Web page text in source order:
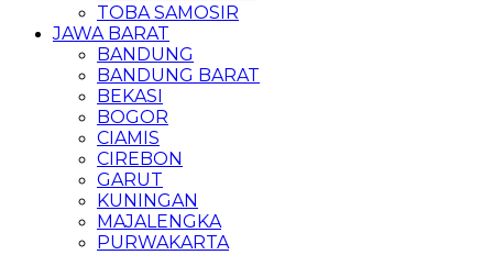
TOBA SAMOSIR
JAWA BARAT
BANDUNG
BANDUNG BARAT
BEKASI
BOGOR
CIAMIS
CIREBON
GARUT
KUNINGAN
MAJALENGKA
PURWAKARTA